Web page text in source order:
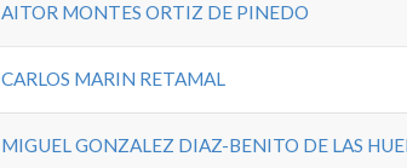
AITOR MONTES ORTIZ DE PINEDO
CARLOS MARIN RETAMAL
MIGUEL GONZALEZ DIAZ-BENITO DE LAS